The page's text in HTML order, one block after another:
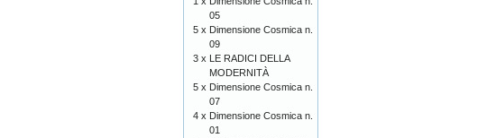
05
5 x Dimensione Cosmica n.
09
3 x LE RADICI DELLA
MODERNITÀ
5 x Dimensione Cosmica n.
07
4 x Dimensione Cosmica n.
01